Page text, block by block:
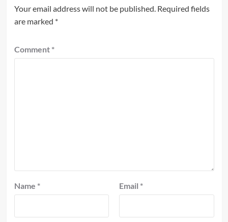
Your email address will not be published. Required fields
are marked *
Comment *
Name * Email *